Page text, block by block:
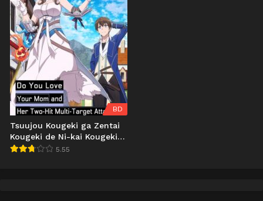
BD
Tsuujou Kougeki ga Zentai
Kougeki de Ni-kai Kougeki
no Okaasan wa Suki desu
5.55